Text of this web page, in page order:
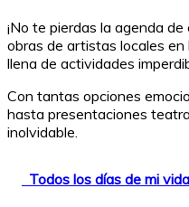
¡No te pierdas la agenda
obras de artistas locales en
llena de actividades
Con tantas opciones
hasta presentaciones
inolvidable.
Todos los días de mi